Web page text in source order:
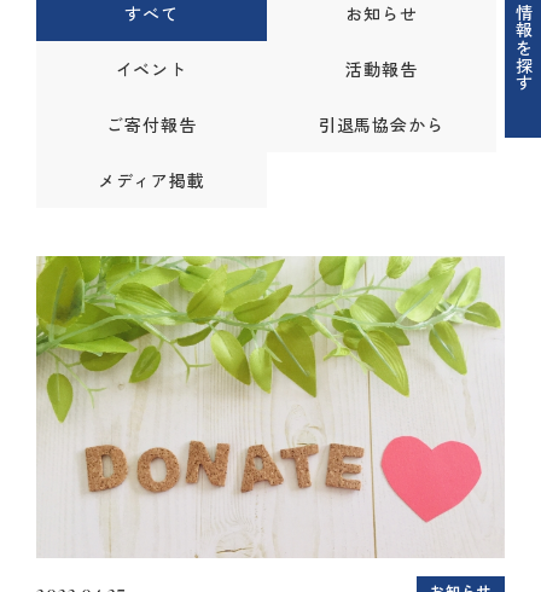
情報を探す
すべて お知らせ
イベント 活動報告
ご寄付報告 引退馬協会から
メディア掲載